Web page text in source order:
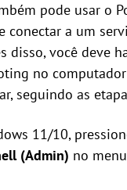
pode usar o
conectar a um
disso, você deve
no
seguindo as
11/10,
(Admin) no